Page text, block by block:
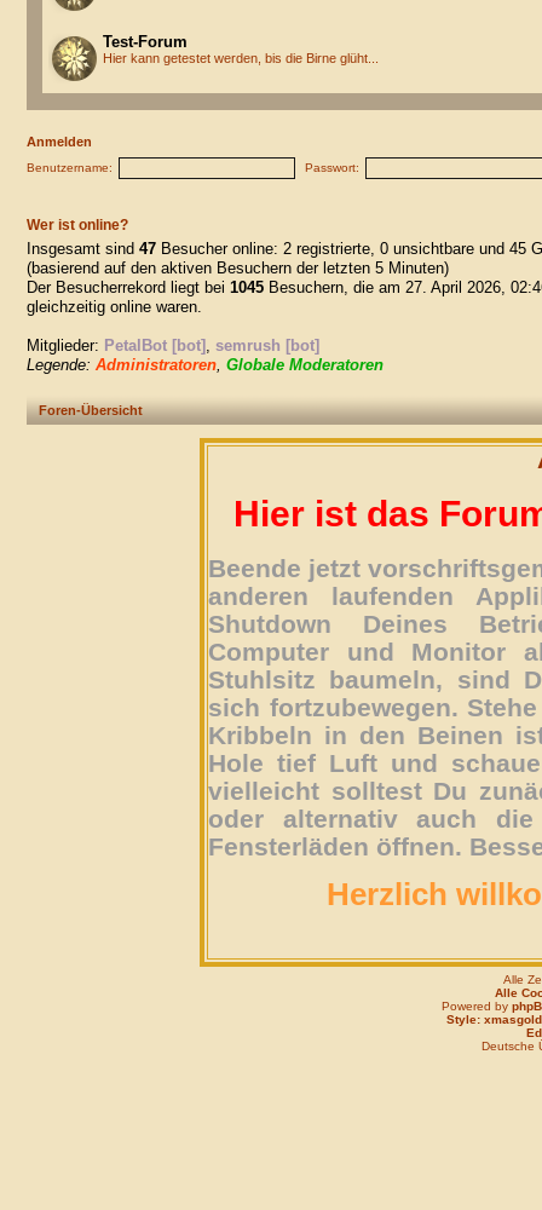
Test-Forum
Hier kann getestet werden, bis die Birne glüht...
Anmelden
Benutzername: Passwort:
Wer ist online?
Insgesamt sind 47 Besucher online: 2 registrierte, 0 unsichtbare und 45
(basierend auf den aktiven Besuchern der letzten 5 Minuten)
Der Besucherrekord liegt bei 1045 Besuchern, die am 27. April 2026,
gleichzeitig online waren.
Mitglieder: PetalBot [bot] , semrush [bot]
Legende: Administratoren, Globale Moderatoren
Foren-Übersicht
Hier ist das
Beende jetzt
anderen laufenden
Shutdown Deines
Computer und Monitor
Stuhlsitz baumeln, sind
sich fortzubewegen.
Kribbeln in den Beinen
Hole tief Luft und
vielleicht solltest Du
oder alternativ auch
Fensterläden öffnen.
Herzlich
Alle
Alle
Powered by
Style: xmasgold
Deutsche